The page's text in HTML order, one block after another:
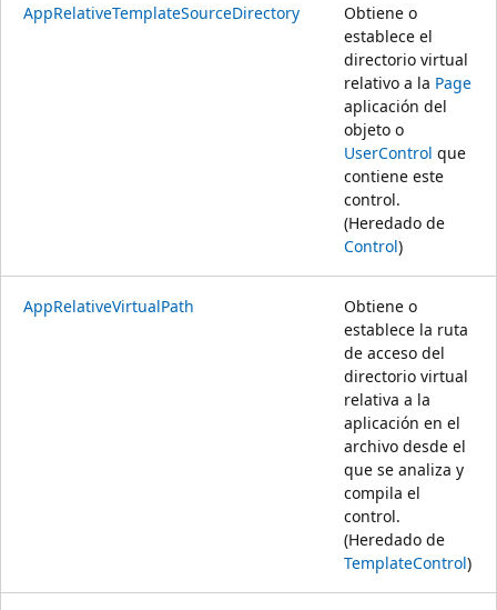
AppRelativeTemplateSourceDirectory
Obtiene o
establece el
directorio virtual
relativo a la Page
aplicación del
objeto o
UserControl que
contiene este
control.
(Heredado de
Control)
AppRelativeVirtualPath
Obtiene o
establece la ruta
de acceso del
directorio virtual
relativa a la
aplicación en el
archivo desde el
que se analiza y
compila el
control.
(Heredado de
TemplateControl)